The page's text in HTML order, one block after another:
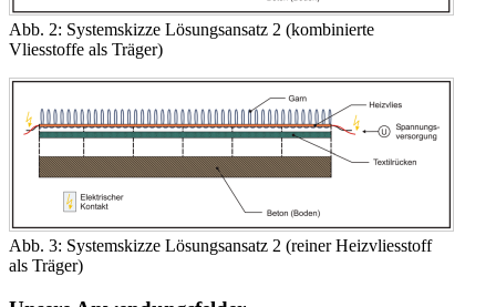
Abb. 2: Systemskizze Lösungsansatz 2 (kombinierte
Vliesstoffe als Träger)
Abb. 3: Systemskizze Lösungsansatz 2 (reiner Heizvliesstoff
als Träger)